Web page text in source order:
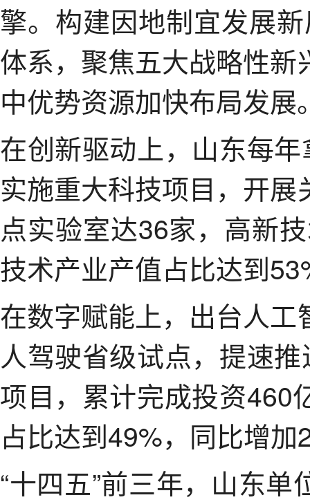
擎。构建因地制宜发展
体系，聚焦五大战略性
中优势资源加快布局发展
在创新驱动上，山东每
实施重大科技项目，开
点实验室达36家，高新
技术产业产值占比达到
在数字赋能上，出台人
人驾驶省级试点，提速
项目，累计完成投资460
占比达到49%，同比增加
“十四五”前三年，山东